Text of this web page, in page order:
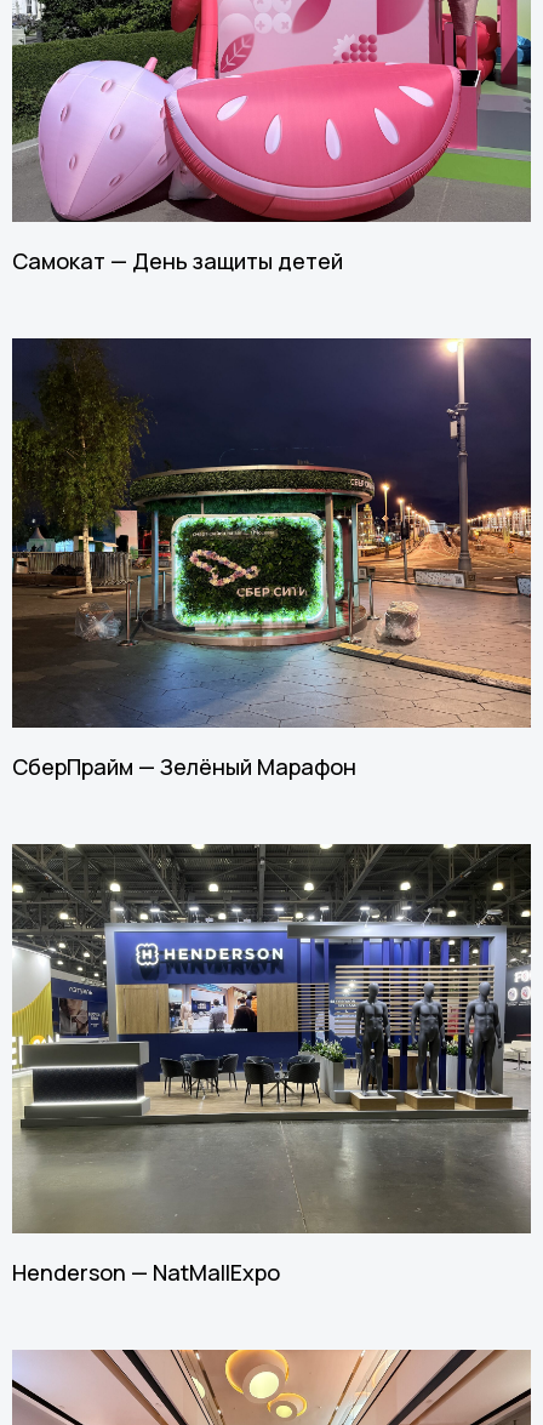
Самокат — День защиты детей
СберПрайм — Зелёный Марафон
Henderson — NatMall Expo